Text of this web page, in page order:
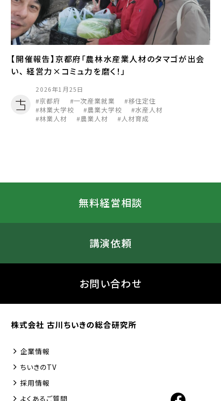
【開催報告】京都府「農林水産業人材のタマゴが出会
い、 経営力×コミュ力を磨く！」
2026年1月25日
京都府 一次産業就業
移住定住
林業大学校
農業大学校
水産人材
林業人材
農業人材 人材育成
無料経営相談
講演依頼
お問い合わせ
株式会社 古川ちいきの総合研究所
企業情報
ちいきのTV
採用情報
よくあるご質問